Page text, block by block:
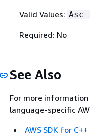
Valid Values: Asc
Required: No
See Also
For more
language-specific
AWS SDK for C++